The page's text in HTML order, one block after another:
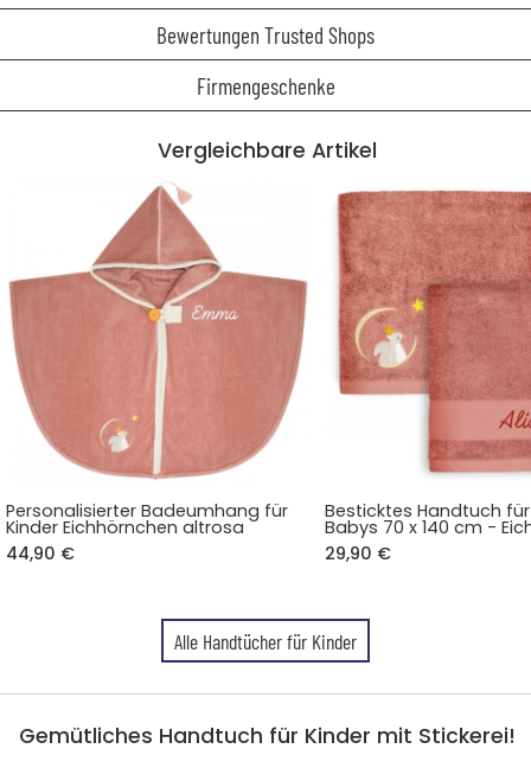
Bewertungen Trusted Shops
Firmengeschenke
Vergleichbare Artikel
Personalisierter Badeumhang für
Kinder Eichhörnchen altrosa
44,90 €
Besticktes Handtuch
Babys 70 x 140 cm -
29,90 €
Alle Handtücher für Kinder
Gemütliches Handtuch für Kinder mit Stickerei!